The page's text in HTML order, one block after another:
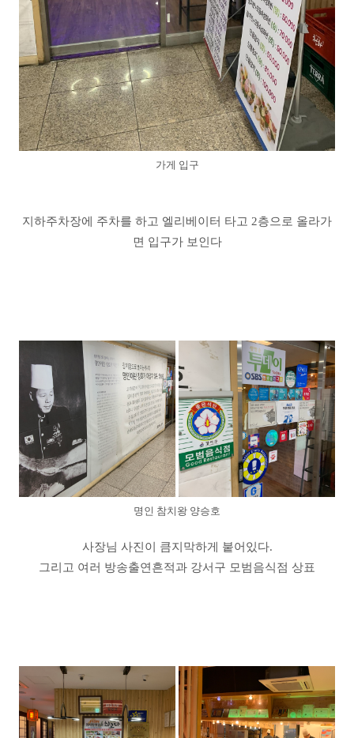
가게 입구
지하주차장에 주차를 하고 엘리베이터 타고 2층으로 올라가
면 입구가 보인다
명인 참치왕 양승호
사장님 사진이 큼지막하게 붙어있다.
그리고 여러 방송출연흔적과 강서구 모범음식점 상표